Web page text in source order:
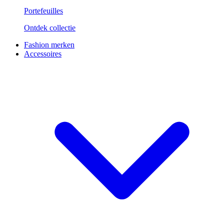
Portefeuilles
Ontdek collectie
Fashion merken
Accessoires